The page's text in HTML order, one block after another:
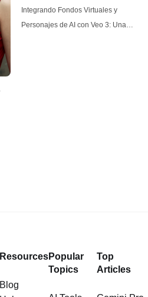
por su
y personajes de IA en Veo 3.
Integrando Fondos Virtuales y
Personajes de AI con Veo 3: Una
Resources
Blog
Popular
Topics
Top
Articles